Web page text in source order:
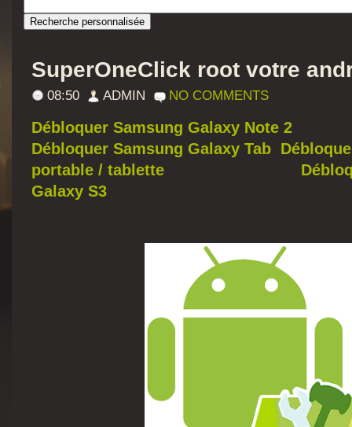
SuperOneClick root votre
08:50 ADMIN NO COMMENTS
Débloquer Samsung Galaxy Note 2
Débloquer Samsung Galaxy Tab
portable / tablette
Galaxy S3